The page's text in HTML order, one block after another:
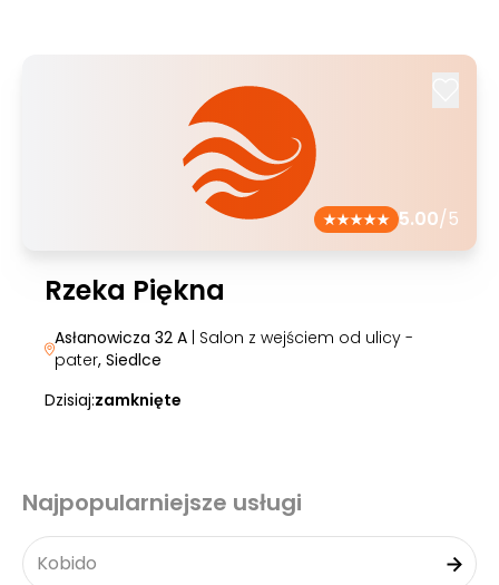
5.00/5
Rzeka Piękna
Asłanowicza 32 A| Salon z wejściem od ulicy -
pater, Siedlce
Dzisiaj:zamknięte
Najpopularniejsze usługi
Kobido